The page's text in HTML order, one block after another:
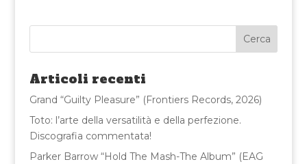
e
b
o
o
k
te
r
l
di
vi
di
Articoli recenti
Grand “Guilty Pleasure” (Frontiers Records, 2026)
Toto: l’arte della versatilità e della perfezione.
Discografia commentata!
Parker Barrow “Hold The Mash-The Album” (EAG